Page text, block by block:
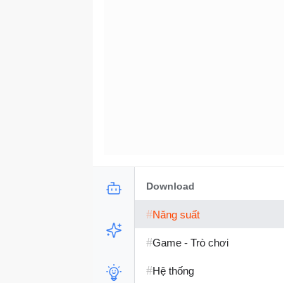
Download
#Năng suất
#Game - Trò chơi
#Hệ thống